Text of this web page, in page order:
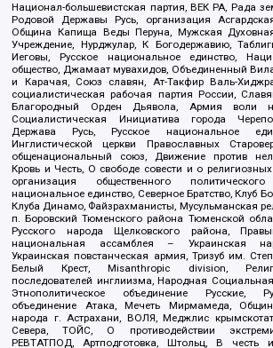
Национал-большевистская партия, ВЕК РА, Рада
Родовой Державы Русь, организация
Община Капища Веды Перуна, Мужская
Учреждение, Нурджулар, К Богодержавию,
Иеговы, Русское национальное единство,
общество, Джамаат мувахидов, Объединенный
и Карачая, Союз славян, Ат-Такфир Валь-
социалистическая рабочая партия России,
Благородный Орден Дьявола, Армия воли
Социалистическая Инициатива города
Держава Русь, Русское национальное
Инглистической церкви Православных
общенациональный союз, Движение против
Кровь и Честь, О свободе совести и о
организация общественного
национальное единство, Северное Братство, Клуб
Клуба Динамо, Файзрахманисты, Мусульманская
п. Боровский Тюменского района Тюменской
Русского народа Щелковского района,
национальная ассамблея – Украинская
Украинская повстанческая армия, Тризуб им.
Белый Крест, Misanthropic division,
последователей инглиизма, Народная
Этнополитическое объединение Русские,
объединение Атака, Мечеть Мирмамеда,
народа г. Астрахани, ВОЛЯ, Меджлис
Севера, ТОЙС, О противодействии
РЕВТАТПОД, Артподготовка, Штольц, В честь